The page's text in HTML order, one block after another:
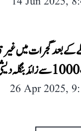
کے بعد گجرات میں
26 Apr 2025,